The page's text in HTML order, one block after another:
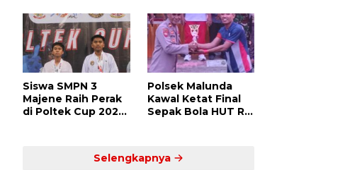
Siswa SMPN 3
Majene Raih Perak
di Poltek Cup 2025,
Polsek Malunda
Kawal Ketat Final
Sepak Bola HUT RI
Penalti
Selengkapnya